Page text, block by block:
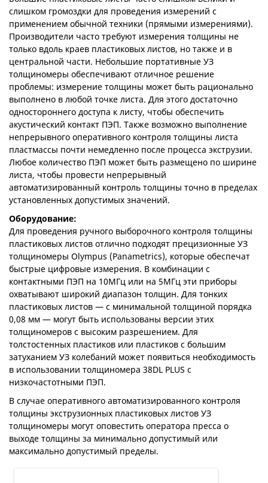
слишком громоздки для проведения измерений с
применением обычной техники (прямыми измерениями).
Производители часто требуют измерения толщины не
только вдоль краев пластиковых листов, но также и в
центральной части. Небольшие портативные УЗ
толщиномеры обеспечивают отличное решение
проблемы: измерение толщины может быть рационально
выполнено в любой точке листа. Для этого достаточно
одностороннего доступа к листу, чтобы обеспечить
акустический контакт ПЭП. Также возможно выполнение
непрерывного оперативного контроля толщины листа
пластмассы почти немедленно после процесса экструзии.
Любое количество ПЭП может быть размещено по ширине
листа, чтобы провести непрерывный
автоматизированный контроль толщины точно в пределах
установленных допустимых значений.
Оборудование:
Для проведения ручного выборочного контроля толщины
пластиковых листов отлично подходят прецизионные УЗ
толщиномеры Olympus (Panametrics), которые обеспечат
быстрые цифровые измерения. В комбинации с
контактными ПЭП на 10MГц или на 5MГц эти приборы
охватывают широкий диапазон толщин. Для тонких
пластиковых листов — с минимальной толщиной порядка
0,08 мм — могут быть использованы версии этих
толщиномеров с высоким разрешением. Для
толстостенных пластиков или пластиков с большим
затуханием УЗ колебаний может появиться необходимость
в использовании толщиномера 38DL PLUS с
низкочастотными ПЭП.
В случае оперативного автоматизированного контроля
толщины экструзионных пластиковых листов УЗ
толщиномеры могут оповестить оператора пресса о
выходе толщины за минимально допустимый или
максимально допустимый пределы.